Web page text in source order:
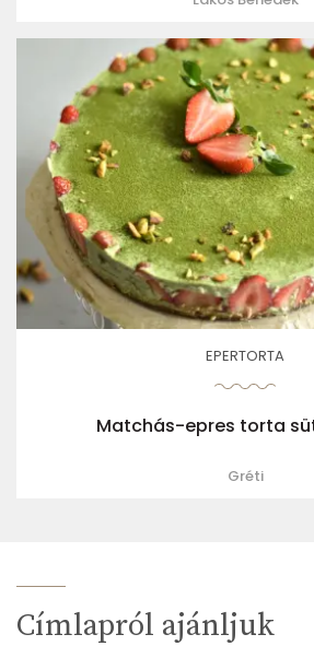
EPERTORTA
Matchás-epres torta
Gréti
Címlapról ajánljuk